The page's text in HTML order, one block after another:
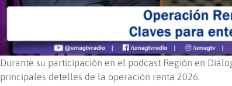
Durante su participación en el podcast Región en
principales detelles de la operación renta 2026.